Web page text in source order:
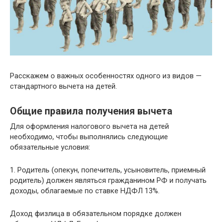
Расскажем о важных особенностях одного из видов —
стандартного вычета на детей.
Общие правила получения вычета
Для оформления налогового вычета на детей
необходимо, чтобы выполнялись следующие
обязательные условия:
1. Родитель (опекун, попечитель, усыновитель, приемный
родитель) должен являться гражданином РФ и получать
доходы, облагаемые по ставке НДФЛ 13%.
Доход физлица в обязательном порядке должен